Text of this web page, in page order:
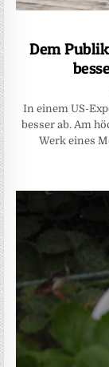
Dem
In einem US-
besser ab. Am
Werk eines